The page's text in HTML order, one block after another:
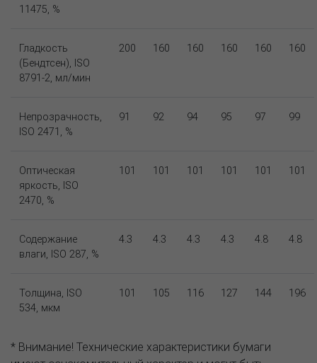
11475, %
Гладкость
(Бендтсен), ISO
8791-2, мл/мин
200 160 160 160 160 160
Непрозрачность,
ISO 2471, %
91 92 94 95 97 99
Оптическая
яркость, ISO
2470, %
101 101 101 101 101 101
Содержание
влаги, ISO 287, %
4.3 4.3 4.3 4.3 4.8 4.8
Толщина, ISO
534, мкм
101 105 116 127 144 196
* Внимание! Технические характеристики бумаги